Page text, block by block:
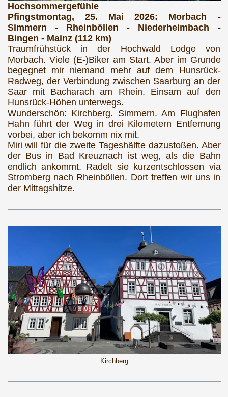
Hochsommergefühle
Pfingstmontag, 25. Mai 2026: Morbach -
Simmern - Rheinböllen - Niederheimbach -
Bingen - Mainz (112 km)
Traumfrühstück in der Hochwald Lodge von
Morbach. Viele (E-)Biker am Start. Aber im Grunde
begegnet mir niemand mehr auf dem Hunsrück-
Radweg, der Verbindung zwischen Saarburg an der
Saar mit Bacharach am Rhein. Einsam auf den
Hunsrück-Höhen unterwegs.
Wunderschön: Kirchberg. Simmern. Am Flughafen
Hahn führt der Weg in drei Kilometern Entfernung
vorbei, aber ich bekomm nix mit.
Miri will für die zweite Tageshälfte dazustoßen. Aber
der Bus in Bad Kreuznach ist weg, als die Bahn
endlich ankommt. Radelt sie kurzentschlossen via
Stromberg nach Rheinböllen. Dort treffen wir uns in
der Mittagshitze.
Kirchberg